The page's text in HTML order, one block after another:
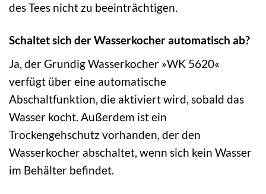
des Tees nicht zu beeinträchtigen.
Schaltet sich der Wasserkocher automatisch ab?
Ja, der Grundig Wasserkocher »WK 5620«
verfügt über eine automatische
Abschaltfunktion, die aktiviert wird, sobald das
Wasser kocht. Außerdem ist ein
Trockengehschutz vorhanden, der den
Wasserkocher abschaltet, wenn sich kein Wasser
im Behälter befindet.